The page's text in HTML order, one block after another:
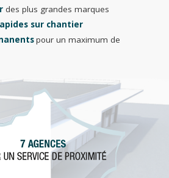
des plus grandes marques
sur chantier
pour un maximum de